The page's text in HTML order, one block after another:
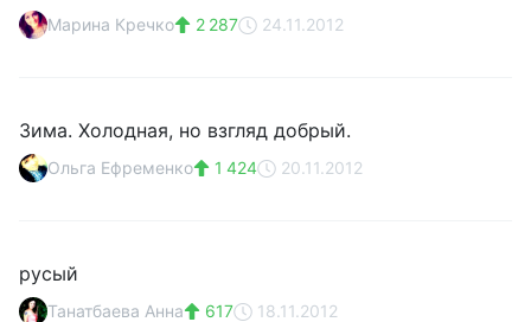
Марина Кречко 2 287 24.11.2012
Зима. Холодная, но взгляд добрый.
Ольга Ефременко 1 424 20.11.2012
русый
Танатбаева Анна 617 18.11.2012